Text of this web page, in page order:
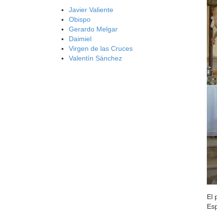
Javier Valiente
Obispo
Gerardo Melgar
Daimiel
Virgen de las Cruces
Valentín Sánchez
El